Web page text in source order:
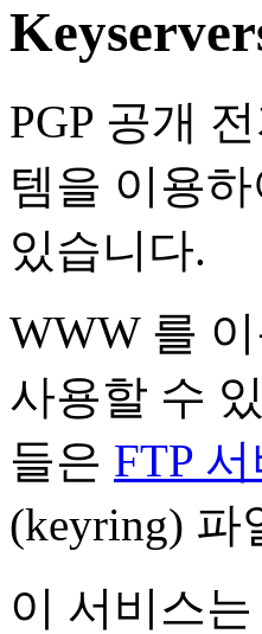
PGP 공개
템을 이용
있습니다.
WWW 를
사용할 수
들은 FTP 서
(keyring) 파
이 서비스